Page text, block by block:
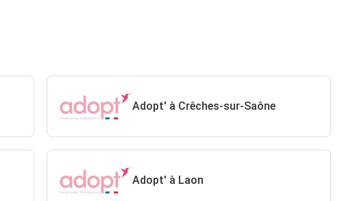
Adopt' à Crêches-sur-Saône
Adopt' à Laon